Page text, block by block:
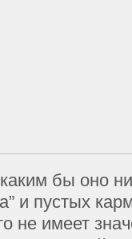
бы оно
и пустых
не имеет